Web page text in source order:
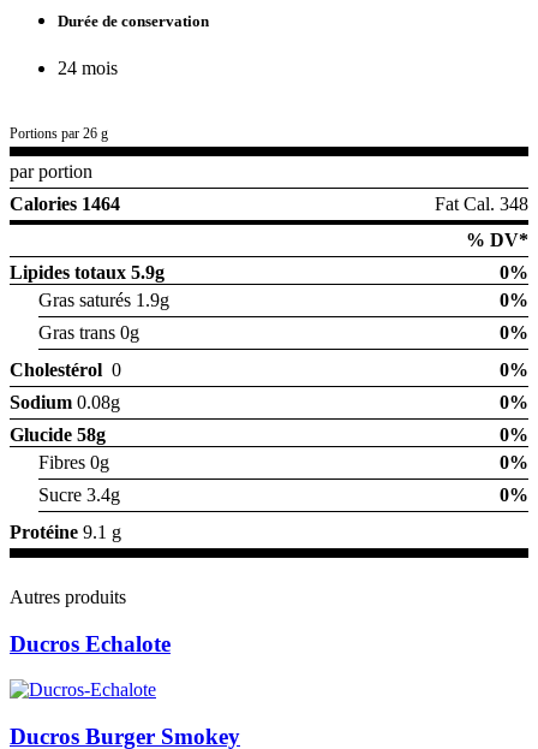
Durée de conservation
24 mois
Portions par 26 g
par portion
Calories 1464
Fat Cal. 348
% DV*
Lipides totaux 5.9g
0%
Gras saturés 1.9g
0%
Gras trans 0g
0%
Cholestérol 0
0%
Sodium 0.08g
0%
Glucide 58g
0%
Fibres 0g
0%
Sucre 3.4g
0%
Protéine 9.1 g
Autres produits
Ducros Echalote
Ducros Burger Smokey